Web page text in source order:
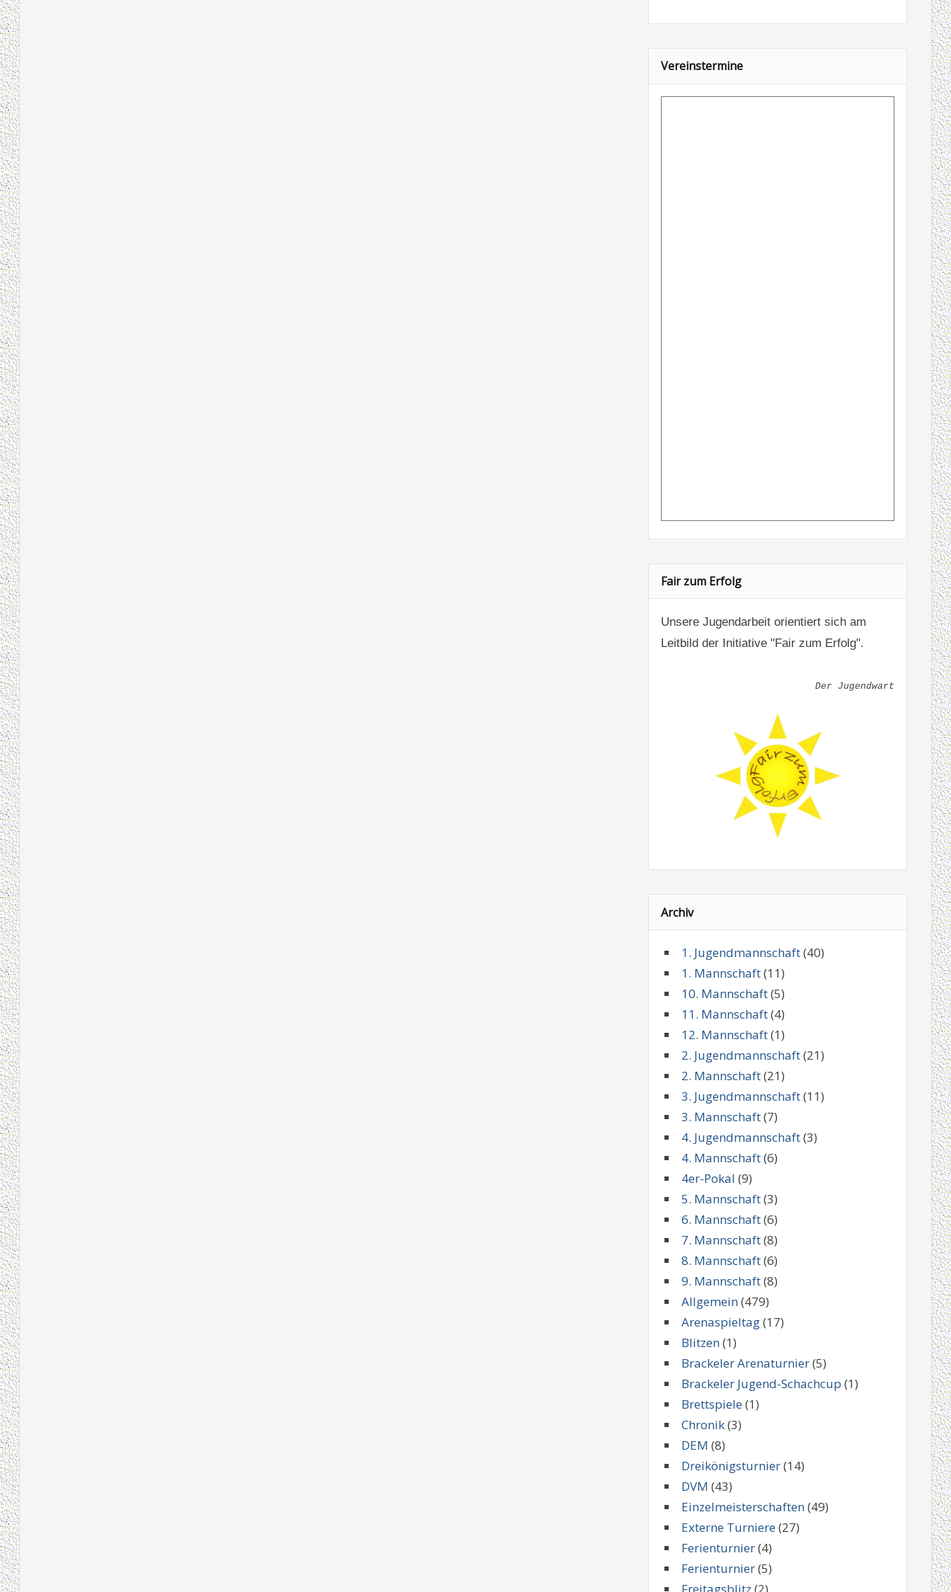
Vereinstermine
Fair zum Erfolg
Unsere Jugendarbeit orientiert sich am
Leitbild der Initiative "Fair zum Erfolg".
Der Jugendwart
Archiv
1. Jugendmannschaft(40)
1. Mannschaft(11)
10. Mannschaft(5)
11. Mannschaft(4)
12. Mannschaft(1)
2. Jugendmannschaft(21)
2. Mannschaft(21)
3. Jugendmannschaft(11)
3. Mannschaft(7)
4. Jugendmannschaft(3)
4. Mannschaft(6)
4er-Pokal (9)
5. Mannschaft(3)
6. Mannschaft(6)
7. Mannschaft(8)
8. Mannschaft(6)
9. Mannschaft(8)
Allgemein(479)
Arenaspieltag(17)
Blitzen(1)
Brackeler Arenaturnier(5)
Brackeler Jugend-Schachcup (1)
Brettspiele(1)
Chronik(3)
DEM (8)
Dreikönigsturnier(14)
DVM (43)
Einzelmeisterschaften(49)
Externe Turniere(27)
Ferienturnier(4)
Ferienturnier(5)
Freitagsblitz (2)